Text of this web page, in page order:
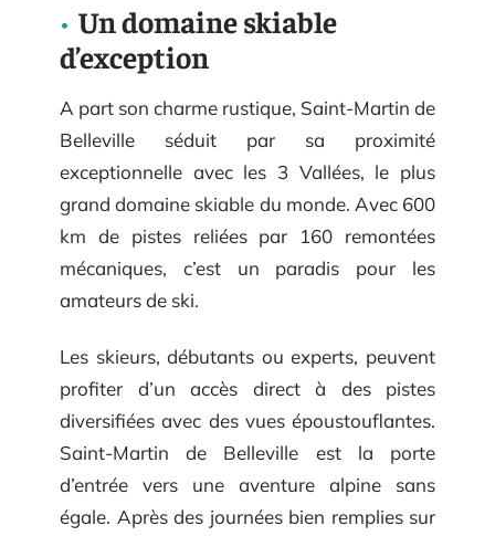
Un domaine skiable
d’exception
A part son charme rustique, Saint-Martin de
Belleville séduit par sa proximité
exceptionnelle avec les 3 Vallées, le plus
grand domaine skiable du monde. Avec 600
km de pistes reliées par 160 remontées
mécaniques, c’est un paradis pour les
amateurs de ski.
Les skieurs, débutants ou experts, peuvent
profiter d’un accès direct à des pistes
diversifiées avec des vues époustouflantes.
Saint-Martin de Belleville est la porte
d’entrée vers une aventure alpine sans
égale. Après des journées bien remplies sur